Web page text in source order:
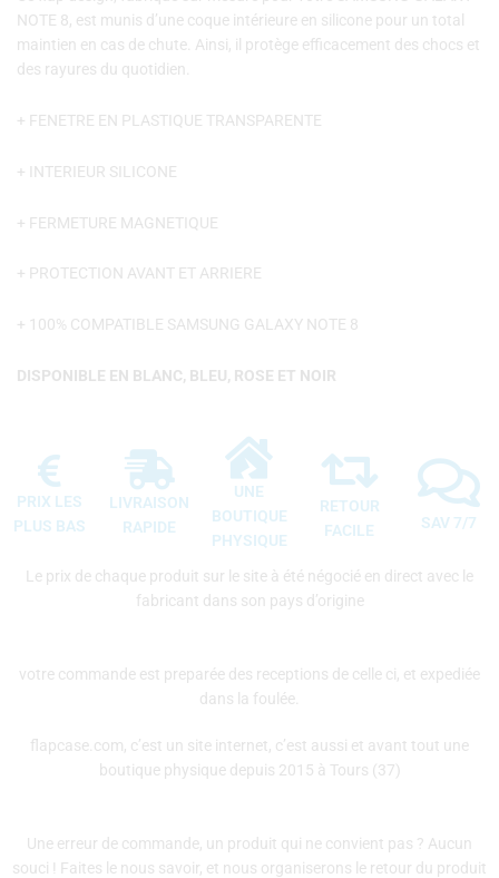
NOTE 8, est munis d’une coque intérieure en silicone pour un total
maintien en cas de chute. Ainsi, il protège efficacement des chocs et
des rayures du quotidien.
+ FENETRE EN PLASTIQUE TRANSPARENTE
+ INTERIEUR SILICONE
+ FERMETURE MAGNETIQUE
+ PROTECTION AVANT ET ARRIERE
+ 100% COMPATIBLE SAMSUNG GALAXY NOTE 8
DISPONIBLE EN BLANC, BLEU, ROSE ET NOIR
PRIX LES
PLUS BAS
LIVRAISON
RAPIDE
UNE
BOUTIQUE
PHYSIQUE
RETOUR
FACILE
SAV 7/7
Le prix de chaque produit sur le site à été négocié en direct avec le
fabricant dans son pays d’origine
votre commande est preparée des receptions de celle ci, et expediée
dans la foulée.
flapcase.com, c’est un site internet, c’est aussi et avant tout une
boutique physique depuis 2015 à Tours (37)
Une erreur de commande, un produit qui ne convient pas ? Aucun
souci ! Faites le nous savoir, et nous organiserons le retour du produit